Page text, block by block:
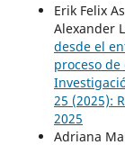
Erik Felix
Alexander
desde el
proceso
25 (2025):
2025
Adriana